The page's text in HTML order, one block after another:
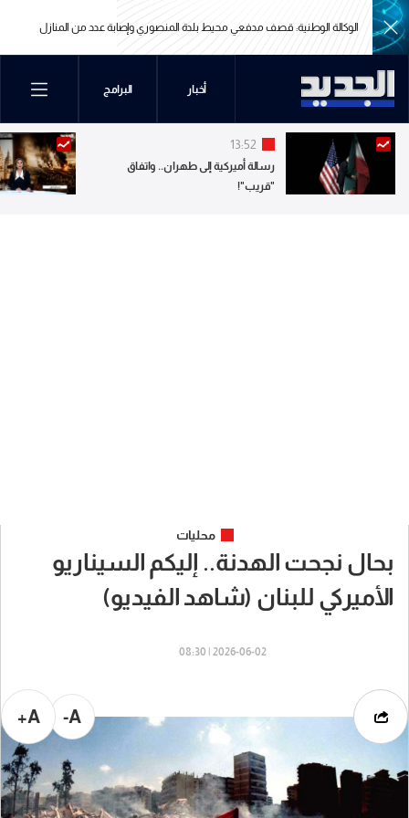
الوكالة الوطنية: قصف مدفعي محيط بلدة المنصوري وإصابة عدد من المنازل
الوكالة الوطنية: قصف مدفعي محيط بلدة المنصوري وإصابة عدد من المنازل
أخبار البرامج
13:52
رسالة أميركية إلى طهران.. واتفاق
"قريب"!
محليات
بحال نجحت الهدنة.. إليكم السيناريو
الأميركي للبنان (شاهد الفيديو)
2026-06-02 | 08:30
A-
A+